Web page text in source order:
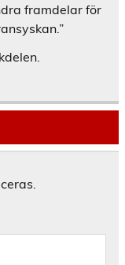
framdelar för